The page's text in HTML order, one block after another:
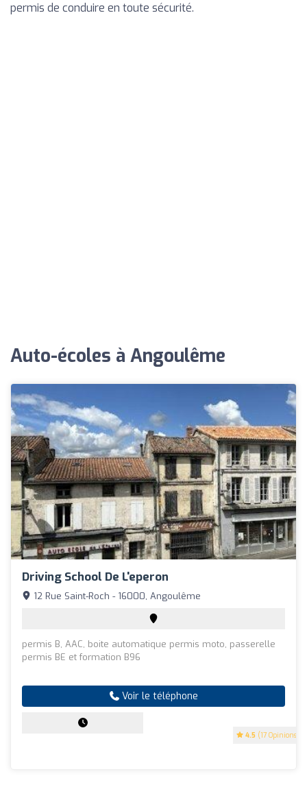
permis de conduire en toute sécurité.
Auto-écoles à Angoulême
Driving School De L'eperon
4.5 (17 Opinions)
12 Rue Saint-Roch - 16000, Angoulême
permis B, AAC, boite automatique permis moto, passerelle
permis BE et formation B96
Voir le téléphone